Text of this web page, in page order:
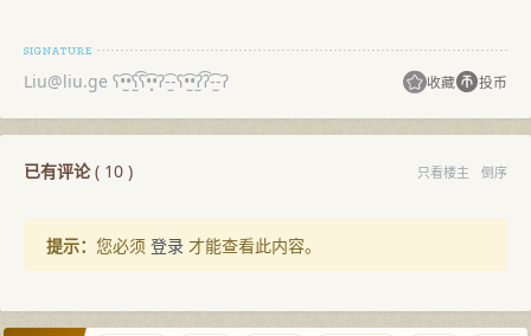
Liu@liu.ge ʕ•̫͡•ʕ̫͡ʕ•͓͡•ʔ-̫͡-ʕ•̫͡•ʔ̫͡ʔ-̫͡-ʔ 收藏 投币
已有评论( 10 ) 只看楼主 倒序
提示： 您必须 登录 才能查看此内容。